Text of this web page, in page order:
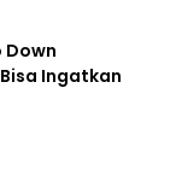
Down
Ingatkan